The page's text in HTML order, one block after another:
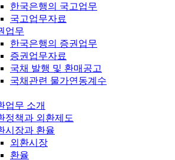
한국은행의 국고업무
국고업무자료
업무
한국은행의 증권업무
증권업무자료
국채 발행 및 환매공고
국채관련 물가연동계수
업무 소개
정책과 외환제도
시장과 환율
외환시장
환율